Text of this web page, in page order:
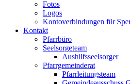
Fotos
Logos
Kontoverbindungen für
Kontakt
Pfarrbüro
Seelsorgeteam
Aushilfsseelsorger
Pfarrgemeinderat
Pfarrleitungsteam